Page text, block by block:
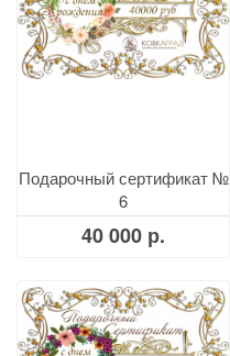
Подарочный сертификат №
6
40 000 р.